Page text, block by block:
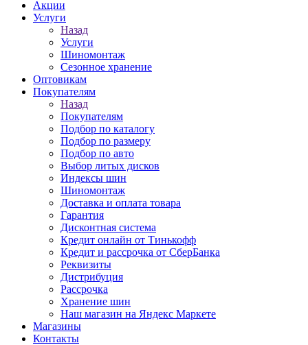
Акции
Услуги
Назад
Услуги
Шиномонтаж
Сезонное хранение
Оптовикам
Покупателям
Назад
Покупателям
Подбор по каталогу
Подбор по размеру
Подбор по авто
Выбор литых дисков
Индексы шин
Шиномонтаж
Доставка и оплата товара
Гарантия
Дисконтная система
Кредит онлайн от Тинькофф
Кредит и рассрочка от СберБанка
Реквизиты
Дистрибуция
Рассрочка
Хранение шин
Наш магазин на Яндекс Маркете
Магазины
Контакты